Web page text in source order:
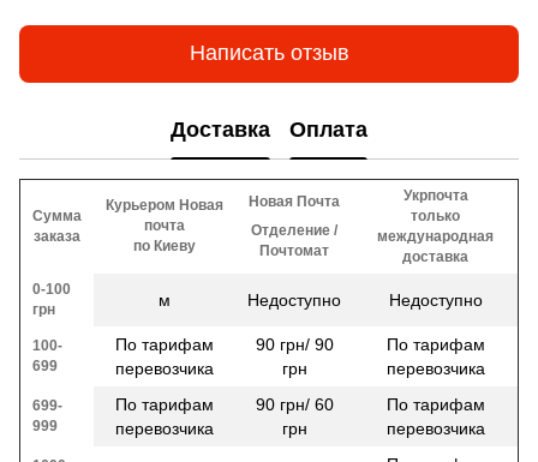
Написать отзыв
Доставка Оплата
Сумма
заказа
Курьером Новая
почта
по Киеву
Новая Почта
Отделение /
Почтомат
Укрпочта
только
международная
доставка
0-100
грн
м Недоступно Недоступно
100-
699
По тарифам
перевозчика
90 грн/ 90
грн
По тарифам
перевозчика
699-
999
По тарифам
перевозчика
90 грн/ 60
грн
По тарифам
перевозчика